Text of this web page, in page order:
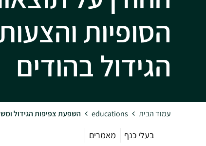
הסופיות
הגידול בהודים
עמוד הבית educations השפעת צפיפות הגידול
בעלי כנף מאמרים